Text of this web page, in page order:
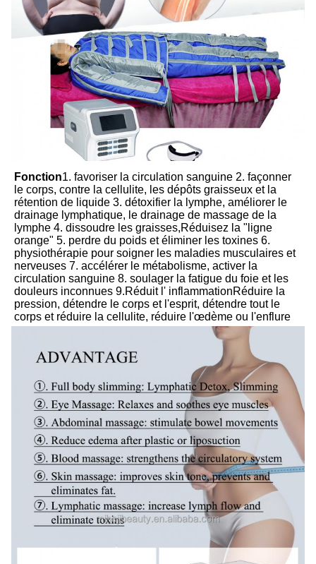
Fonction1. favoriser la circulation sanguine 2. façonner
le corps, contre la cellulite, les dépôts graisseux et la
rétention de liquide 3. détoxifier la lymphe, améliorer le
drainage lymphatique, le drainage de massage de la
lymphe 4. dissoudre les graisses,Réduisez la "ligne
orange" 5. perdre du poids et éliminer les toxines 6.
physiothérapie pour soigner les maladies musculaires et
nerveuses 7. accélérer le métabolisme, activer la
circulation sanguine 8. soulager la fatigue du foie et les
douleurs inconnues 9.Réduit l' inflammationRéduire la
pression, détendre le corps et l'esprit, détendre tout le
corps et réduire la cellulite, réduire l'œdème ou l'enflure